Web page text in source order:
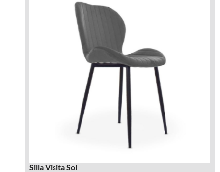
Silla Visita Sol